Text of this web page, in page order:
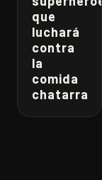
que
luchará
contra
la
comida
chatarra